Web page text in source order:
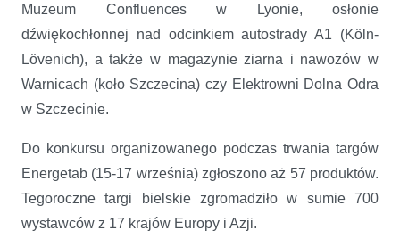
Muzeum Confluences w Lyonie, osłonie
dźwiękochłonnej nad odcinkiem autostrady A1 (Köln-
Lövenich), a także w magazynie ziarna i nawozów w
Warnicach (koło Szczecina) czy Elektrowni Dolna Odra
w Szczecinie.
Do konkursu organizowanego podczas trwania targów
Energetab (15-17 września) zgłoszono aż 57 produktów.
Tegoroczne targi bielskie zgromadziło w sumie 700
wystawców z 17 krajów Europy i Azji.